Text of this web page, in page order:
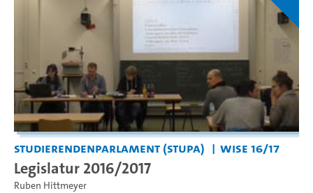
Studierendenparlament (StuPa) WiSe 16/17
Legislatur 2016/2017
Ruben Hittmeyer